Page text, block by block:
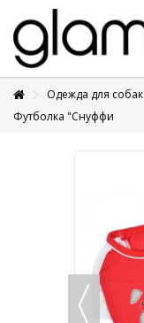
+7 495 1250410
Одежда для собак
Футболка "Снуффи